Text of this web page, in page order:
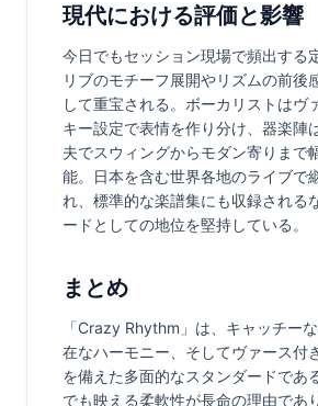
現代における評価と影響
今日でもセッション現場で頻出する
リブのモチーフ展開やリズムの前後
して重宝される。ボーカリストはヴ
キー設定で表情を作り分け、器楽陣
夫でスウィングからモダン寄りまで
能。日本を含む世界各地のライブで
れ、標準的な楽譜集にも収録される
ードとしての地位を堅持している。
まとめ
「Crazy Rhythm」は、キャッチー
在なハーモニー、そしてヴァース付
を備えた多面的なスタンダードであ
でも映える柔軟性が長命の理由であ